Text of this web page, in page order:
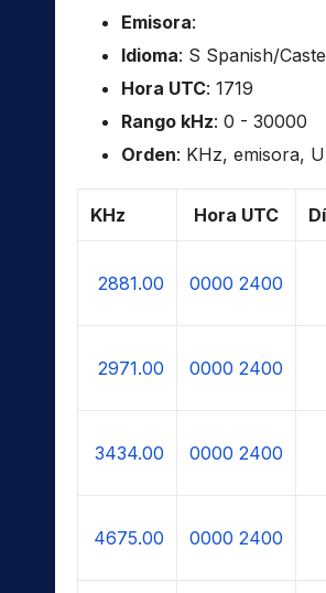
Emisora:
Idioma: S Spanish/
Hora UTC: 1719
Rango kHz: 0 - 30000
Orden: KHz, emisora,
KHz Hora UTC
2881.00 0000 2400
2971.00 0000 2400
3434.00 0000 2400
4675.00 0000 2400